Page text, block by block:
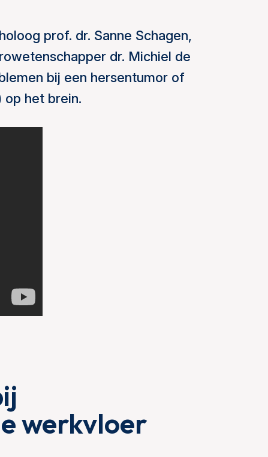
prof. dr. Sanne Schagen,
dr. Michiel de
bij een hersentumor of
op het brein.
werkvloer